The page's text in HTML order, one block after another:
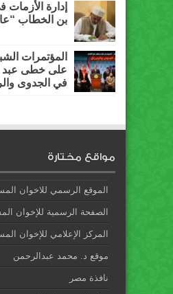
إدارة
بن الخطاب
المؤتمرات
على خطى عبد
في الجدوى
مواقع مختارة
الموقع الرسمي للاخوان
الصفحة الرسمية للإخوان
المركز الإعلامي للإخوان
موقع د. محمد عبدالرحمن
نافذة مصر